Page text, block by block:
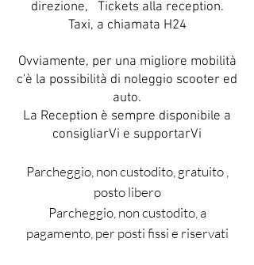
direzione, Tickets alla reception.
Taxi, a chiamata H24
Ovviamente, per una migliore mobilità
c'è la possibilità di noleggio scooter ed
auto​.
La Reception è sempre disponibile a
consigliarVi e supportarVi
Parcheggio, non custodito, gratuito ,
posto libero
Parcheggio, non custodito, a
pagamento, per posti fissi e riservati